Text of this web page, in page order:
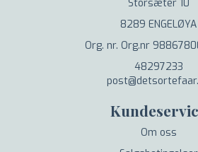
Storsæter 10
8289 ENGELØYA
Org. nr. Org.nr
48297233
Om oss